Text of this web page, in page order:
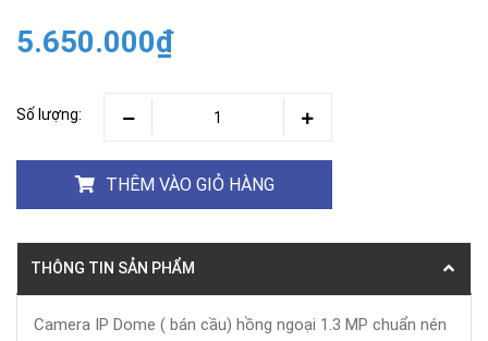
5.650.000₫
Số lượng:
THÊM VÀO GIỎ HÀNG
THÔNG TIN SẢN PHẨM
Camera IP Dome ( bán cầu) hồng ngoại 1.3 MP chuẩn nén